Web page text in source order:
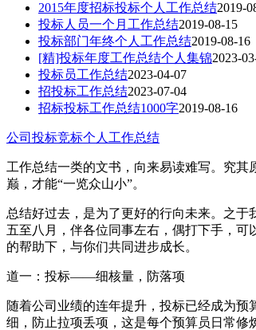
2015年度招标投标个人工作总结2019-
投标人员一个月工作总结2019-08-15
投标部门年终个人工作总结2019-08-16
[精]投标年度工作总结个人集锦2023-
投标员工作总结2023-04-07
招投标工作总结2023-07-04
招标投标工作总结1000字2019-08-16
公司投标竞标个人工作总结
工作总结一类的文书，向来易读难写。究
巅，才能“一览众山小”。
总结好过去，是为了更好的行向未来。之于
五至八月，伴各位同事左右，偶打下手，可
的帮助下，与你们共同进步成长。
道一：投标——细核量，防落项
随着公司业绩的连年提升，投标已经成为
细，防止拉项丢项，这是每个预算员日常修